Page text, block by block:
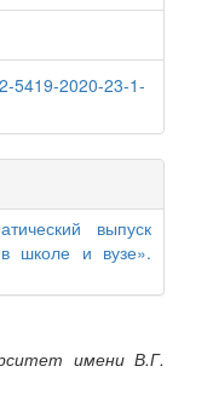
5419-2020-23-1-
выпуск
в школе и вузе».
имени В.Г.